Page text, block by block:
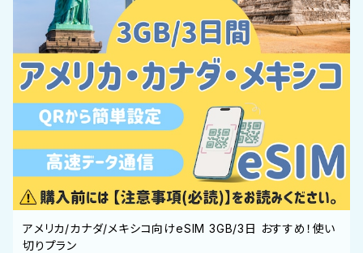
アメリカ/カナダ/メキシコ向けeSIM 3GB/3日 おすすめ！使い
切りプラン